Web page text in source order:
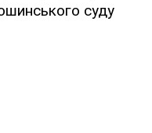
суду